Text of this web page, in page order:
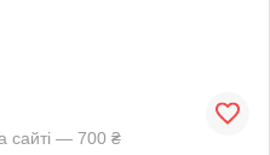
сайті — 700 ₴